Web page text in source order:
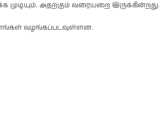
அதற்கும் வரையறை இருக்கின்றது.
வழங்கப்படவுள்ளன.